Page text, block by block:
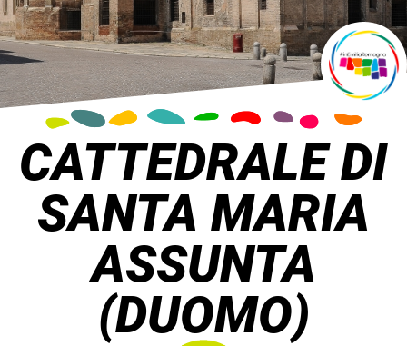
CATTEDRALE DI
SANTA MARIA
ASSUNTA
(DUOMO)